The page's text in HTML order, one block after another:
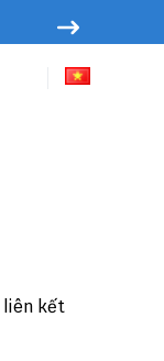
liên kết